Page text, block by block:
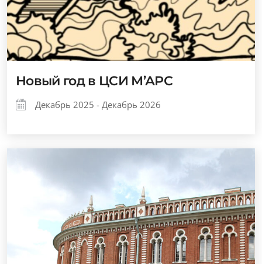
Новый год в ЦСИ М’АРС
Декабрь 2025 - Декабрь 2026